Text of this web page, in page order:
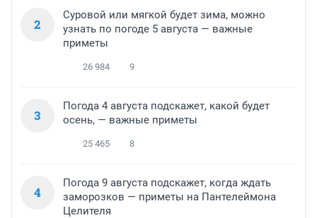
2
Суровой или мягкой будет зима, можно
узнать по погоде 5 августа — важные
приметы
26 984 9
3
Погода 4 августа подскажет, какой будет
осень, — важные приметы
25 465 8
4
Погода 9 августа подскажет, когда ждать
заморозков — приметы на Пантелеймона
Целителя